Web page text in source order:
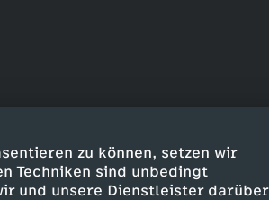
zu können, setzen wir
Techniken sind unbedingt
und unsere Dienstleister darüber